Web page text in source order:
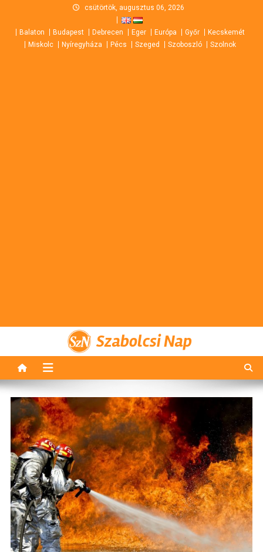
content
csütörtök, augusztus 06, 2026
Balaton Budapest Debrecen Eger Európa Győr
Kecskemét
Miskolc
Nyíregyháza Pécs Szeged Szoboszló Szolnok
Szabolcsi Nap